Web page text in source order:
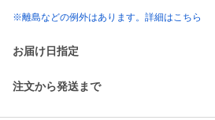
※離島などの例外はあります。詳細はこちら
お届け日指定
注文から発送まで